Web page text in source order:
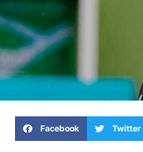
Facebook Twitter